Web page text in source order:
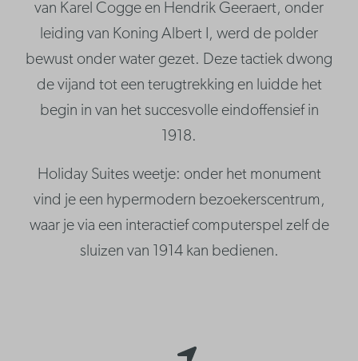
van Karel Cogge en Hendrik Geeraert, onder
leiding van Koning Albert I, werd de polder
bewust onder water gezet. Deze tactiek dwong
de vijand tot een terugtrekking en luidde het
begin in van het succesvolle eindoffensief in
1918.
Holiday Suites weetje: onder het monument
vind je een hypermodern bezoekerscentrum,
waar je via een interactief computerspel zelf de
sluizen van 1914 kan bedienen.